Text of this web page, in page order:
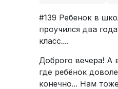
#139 Ребенок в
проучился два
класс....
Доброго вечера! А
где ребёнок
конечно... Нам